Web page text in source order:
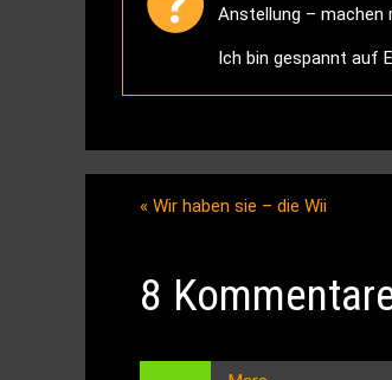
Anstellung – machen
Ich bin gespannt auf
« Wir haben sie – die Wii
8